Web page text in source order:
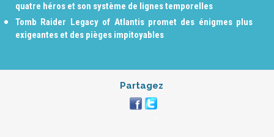
quatre héros et son système de lignes temporelles
Tomb Raider Legacy of Atlantis promet des énigmes plus
exigeantes et des pièges impitoyables
Partagez